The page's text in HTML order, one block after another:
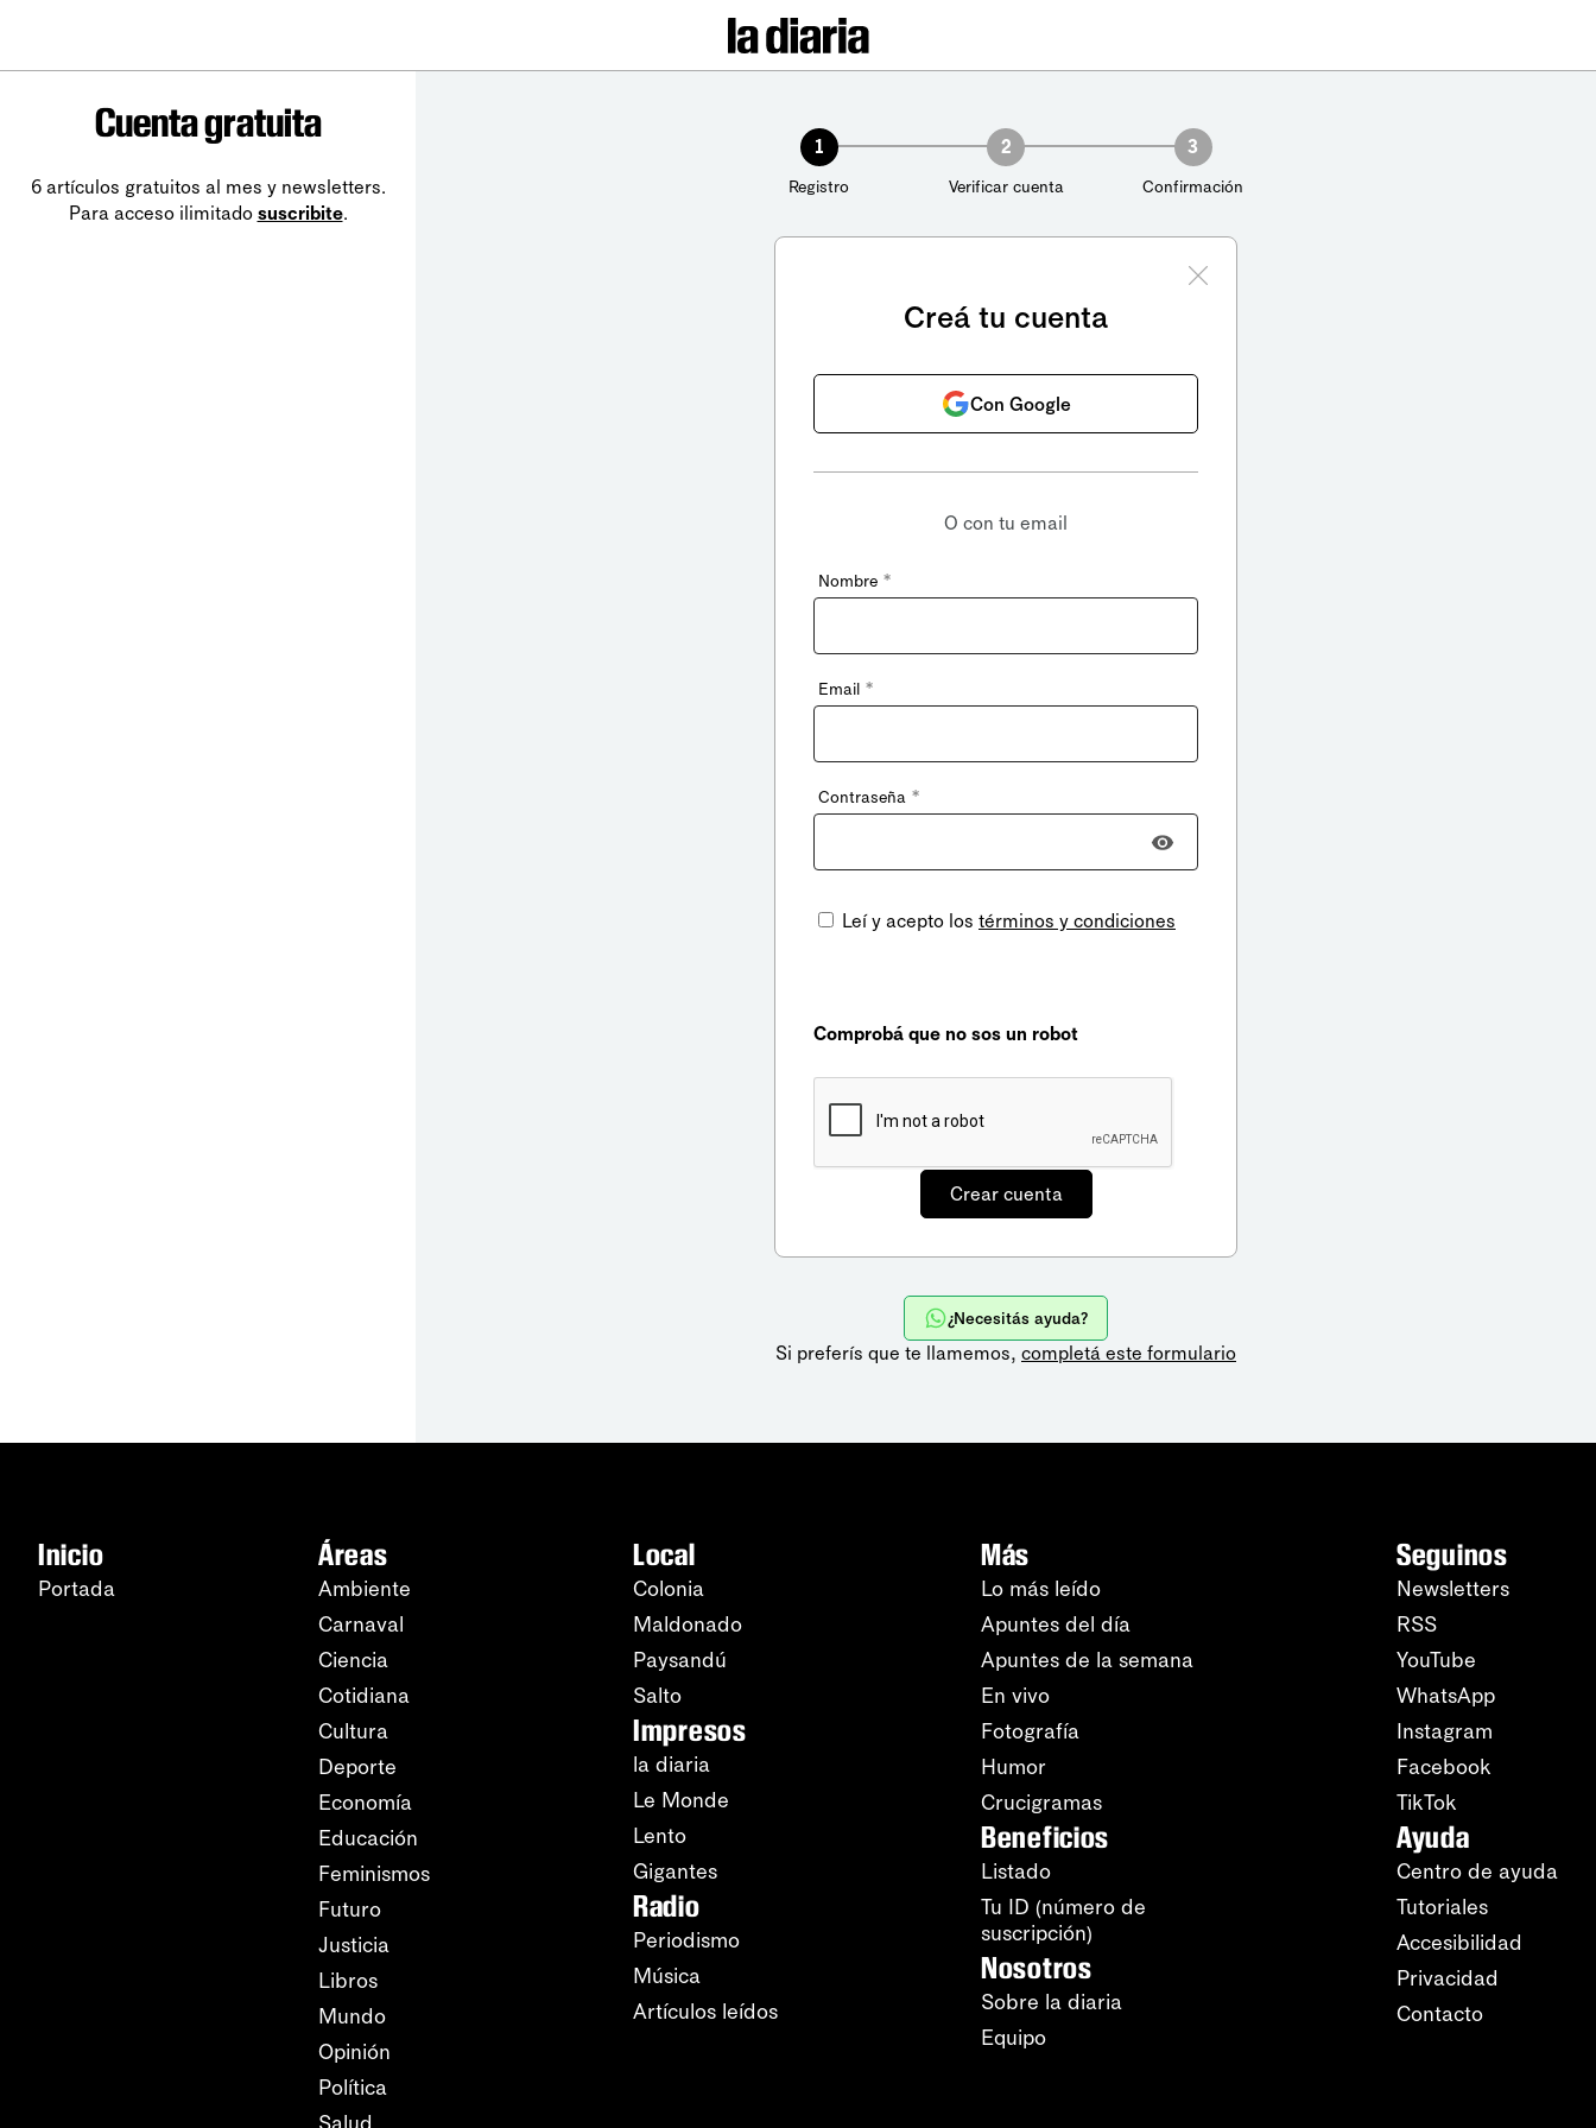
Cuenta gratuita
6 artículos gratuitos al mes y newsletters.
Para acceso ilimitado suscribite.
1
Registro
2
Verificar cuenta
3
Confirmación
Creá tu cuenta
Con Google
O con tu email
Nombre *
Email *
Contraseña *
Leí y acepto los términos y condiciones
Comprobá que no sos un robot
¿Necesitás ayuda?
Si preferís que te llamemos, completá este formulario
Inicio
Portada
Áreas
Ambiente
Carnaval
Ciencia
Cotidiana
Cultura
Deporte
Economía
Educación
Feminismos
Futuro
Justicia
Libros
Mundo
Opinión
Política
Local
Colonia
Maldonado
Paysandú
Salto
Impresos
la diaria
Le Monde
Lento
Gigantes
Radio
Periodismo
Música
Artículos leídos
Más
Lo más leído
Apuntes del día
Apuntes de la semana
En vivo
Fotografía
Humor
Crucigramas
Beneficios
Listado
Tu ID (número de
suscripción)
Nosotros
Sobre la diaria
Equipo
Seguinos
Newsletters
RSS
YouTube
WhatsApp
Instagram
Facebook
TikTok
Ayuda
Centro de ayuda
Tutoriales
Accesibilidad
Privacidad
Contacto